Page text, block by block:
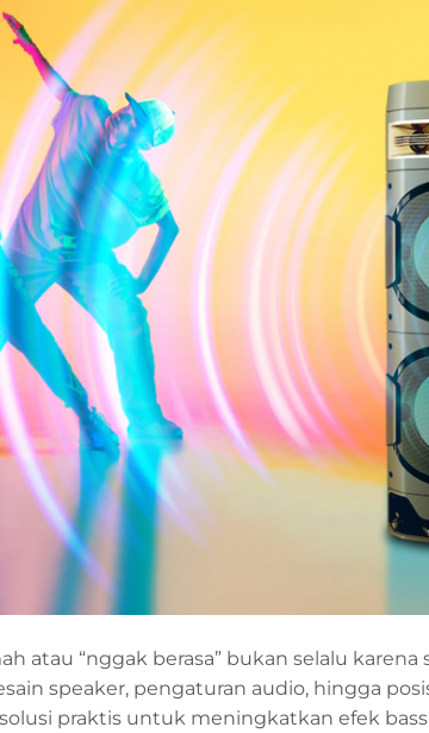
atau “nggak berasa” bukan selalu
speaker, pengaturan audio, hingga
praktis untuk meningkatkan efek